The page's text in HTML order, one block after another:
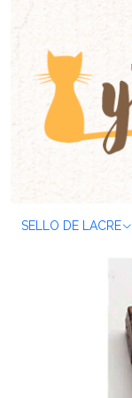
SELLO DE LACRE